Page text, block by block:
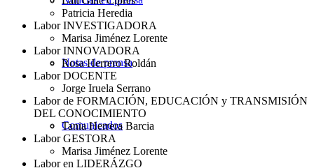
Notas de prensa
Comunicados
Patricia Heredia
Labor INVESTIGADORA
Marisa Jiménez Lorente
Labor INNOVADORA
Rosa Herrero Roldán
Labor DOCENTE
Jorge Iruela Serrano
Labor de FORMACIÓN, EDUCACIÓN y TRANSMISIÓN
DEL CONOCIMIENTO
Tania Herrera Barcia
Labor GESTORA
Marisa Jiménez Lorente
Labor en LIDERÁZGO